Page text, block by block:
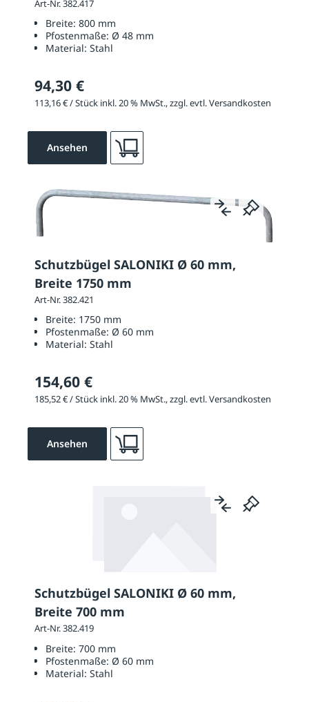
Art-Nr. 382.417
Breite: 800 mm
Pfostenmaße: Ø 48 mm
Material: Stahl
94,30 €
113,16 € / Stück inkl. 20 % MwSt., zzgl. evtl. Versandkosten
Ansehen
Schutzbügel SALONIKI Ø 60 mm,
Breite 1750 mm
Art-Nr. 382.421
Breite: 1750 mm
Pfostenmaße: Ø 60 mm
Material: Stahl
154,60 €
185,52 € / Stück inkl. 20 % MwSt., zzgl. evtl. Versandkosten
Ansehen
Schutzbügel SALONIKI Ø 60 mm,
Breite 700 mm
Art-Nr. 382.419
Breite: 700 mm
Pfostenmaße: Ø 60 mm
Material: Stahl